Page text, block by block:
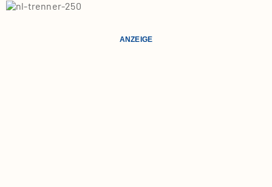
ANZEIGE